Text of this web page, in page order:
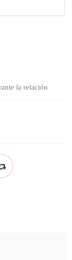
la relación